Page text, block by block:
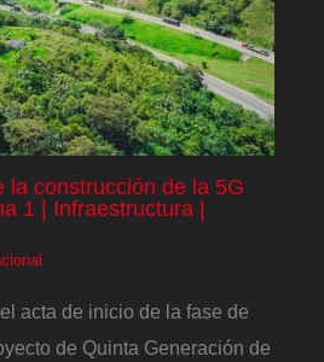
la construcción de la 5G
1 | Infraestructura |
acta de inicio de la fase de
de Quinta Generación de